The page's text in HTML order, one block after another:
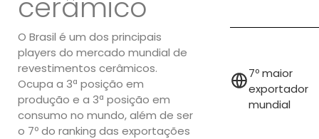
O Brasil é um dos principais
players do mercado mundial de
revestimentos cerâmicos.
Ocupa a 3ª posição em
produção e a 3ª posição em
consumo no mundo, além de ser
o 7º do ranking das exportações
7º maior
exportador
mundial